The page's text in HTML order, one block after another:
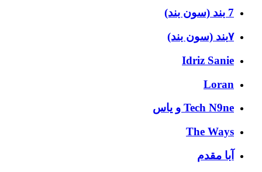
Idriz Sanie
Loran
Tech N9ne و یاس
The Ways
آبا مقدم